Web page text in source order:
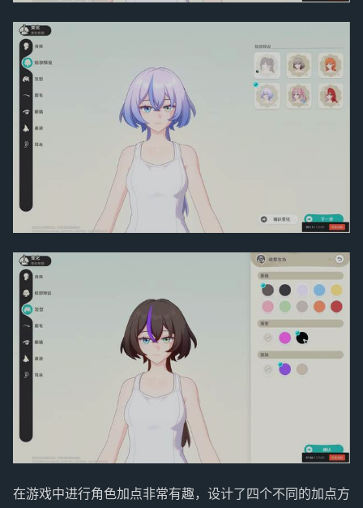
在游戏中进行角色加点非常有趣，设计了四个不同的加点方